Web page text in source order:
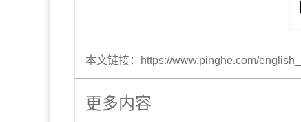
本文链接：https://www.pinghe.com/
更多内容